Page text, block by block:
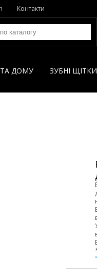
Контакти
ТА ДОМУ ЗУБНІ ЩІТКИ